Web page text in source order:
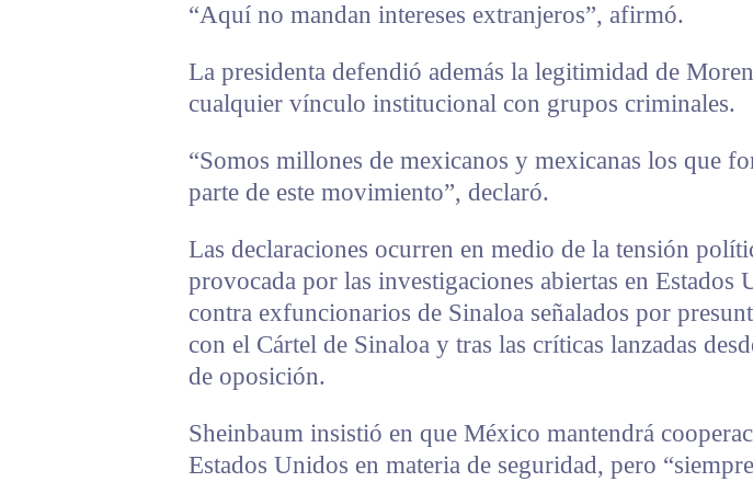
“Aquí no mandan intereses extranjeros”, afirmó.
La presidenta defendió además la legitimidad de
cualquier vínculo institucional con grupos criminales.
“Somos millones de mexicanos y mexicanas los que
parte de este movimiento”, declaró.
Las declaraciones ocurren en medio de la tensión
provocada por las investigaciones abiertas en Estados
contra exfuncionarios de Sinaloa señalados por
con el Cártel de Sinaloa y tras las críticas lanzadas
de oposición.
Sheinbaum insistió en que México mantendrá
Estados Unidos en materia de seguridad, pero